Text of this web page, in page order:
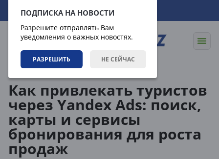
ПОДПИСКА НА НОВОСТИ
Разрешите отправлять Вам
уведомления о важных новостях.
РАЗРЕШИТЬ НЕ СЕЙЧАС
07.08.2026 23:44:19
Как привлекать туристов
через Yandex Ads: поиск,
карты и сервисы
бронирования для роста
продаж